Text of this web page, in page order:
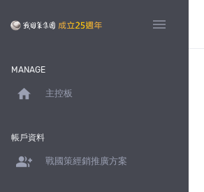
menu
MANAGE
home 主控板
帳戶資料
group_add 戰國策經銷推廣方案